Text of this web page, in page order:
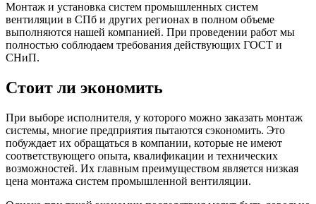
Монтаж и установка систем промышленных систем
вентиляции в СПб и других регионах в полном объеме
выполняются нашей компанией. При проведении работ мы
полностью соблюдаем требования действующих ГОСТ и
СНиП.
Стоит ли экономить
При выборе исполнителя, у которого можно заказать монтаж
системы, многие предприятия пытаются сэкономить. Это
побуждает их обращаться в компании, которые не имеют
соответствующего опыта, квалификации и технических
возможностей. Их главным преимуществом является низкая
цена монтажа систем промышленной вентиляции.